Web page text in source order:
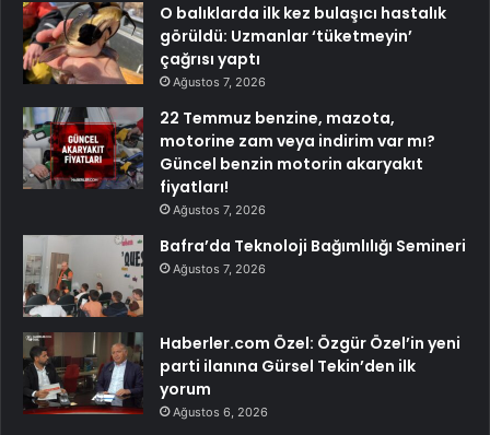
O balıklarda ilk kez bulaşıcı hastalık
görüldü: Uzmanlar ‘tüketmeyin’
çağrısı yaptı
Ağustos 7, 2026
22 Temmuz benzine, mazota,
motorine zam veya indirim var mı?
Güncel benzin motorin akaryakıt
fiyatları!
Ağustos 7, 2026
Bafra’da Teknoloji Bağımlılığı Semineri
Ağustos 7, 2026
Haberler.com Özel: Özgür Özel’in yeni
parti ilanına Gürsel Tekin’den ilk
yorum
Ağustos 6, 2026